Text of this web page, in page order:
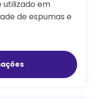
em
de espumas e